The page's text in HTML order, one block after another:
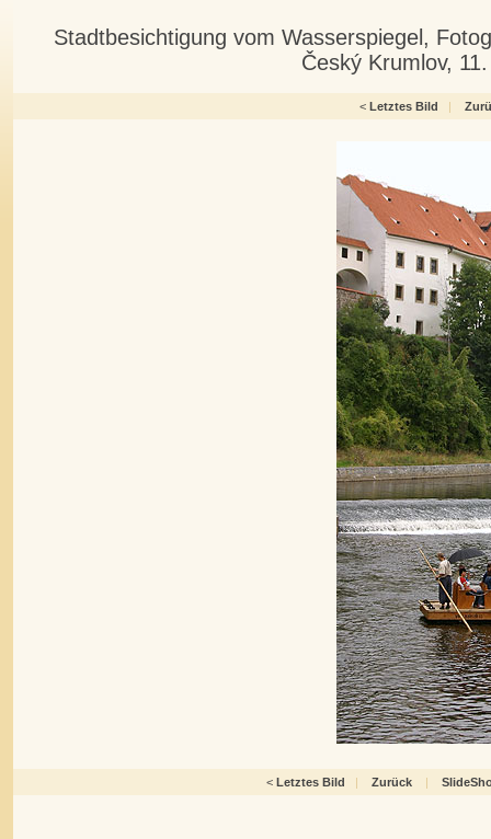
Stadtbesichtigung vom Wasserspiegel,
Český Krumlov,
< Letztes Bild |
< Letztes Bild | Zurück |